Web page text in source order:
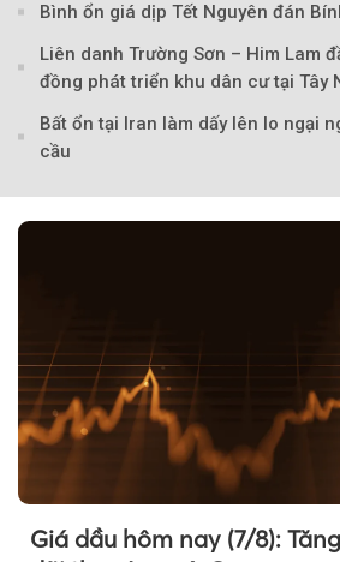
Bình ổn giá dịp Tết Nguyên đán
Liên danh Trường Sơn – Him Lam
đồng phát triển khu dân cư tại Tây
Bất ổn tại Iran làm dấy lên lo ngại
cầu
Giá dầu hôm nay (7/8):